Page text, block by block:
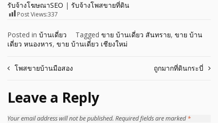
รับจ้างโฆษณาSEO | รับจ้างโพสขายที่ดิน
Post Views:337
Posted in บ้านเดี่ยว Tagged ขาย บ้านเดี่ยว สันทราย, ขาย บ้าน
เดี่ยว หนองหาร, ขาย บ้านเดี่ยว เชียงใหม่
Post
โพสขายบ้านมือสอง ถูกมากที่ดินกระบี่
Leave a Reply
Your email address will not be published. Required fields are marked*